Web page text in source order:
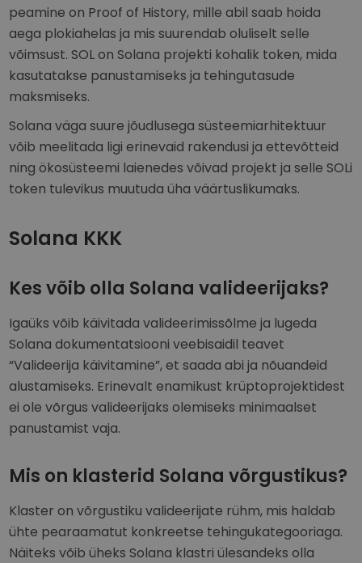
peamine on Proof of History, mille abil saab hoida
aega plokiahelas ja mis suurendab oluliselt selle
võimsust. SOL on Solana projekti kohalik token, mida
kasutatakse panustamiseks ja tehingutasude
maksmiseks.
Solana väga suure jõudlusega süsteemiarhitektuur
võib meelitada ligi erinevaid rakendusi ja ettevõtteid
ning ökosüsteemi laienedes võivad projekt ja selle SOLi
token tulevikus muutuda üha väärtuslikumaks.
Solana KKK
Kes võib olla Solana valideerijaks?
Igaüks võib käivitada valideerimissõlme ja lugeda
Solana dokumentatsiooni veebisaidil teavet
“Valideerija käivitamine”, et saada abi ja nõuandeid
alustamiseks. Erinevalt enamikust krüptoprojektidest
ei ole võrgus valideerijaks olemiseks minimaalset
panustamist vaja.
Mis on klasterid Solana võrgustikus?
Klaster on võrgustiku valideerijate rühm, mis haldab
ühte pearaamatut konkreetse tehingukategooriaga.
Näiteks võib üheks Solana klastri ülesandeks olla